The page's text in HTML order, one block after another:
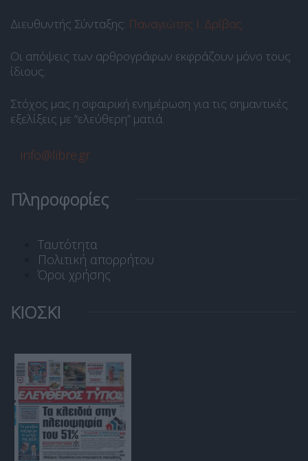
Διευθυντής Σύνταξης: Παναγιώτης Ι. Δρίβας.
Οι απόψεις των αρθρογράφων εκφράζουν μόνο τους
ίδιους.
Στόχος μας η σφαιρική ενημέρωση για τις σημαντικές
εξελίξεις με “ελεύθερη” ματιά.
info@libre.gr
Πληροφορίες
Ταυτότητα
Πολιτική απορρήτου
Όροι χρήσης
ΚΙΟΣΚΙ